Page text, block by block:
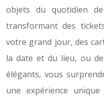
objets du quotidien
transformant des
votre grand jour, des
la date et du lieu, ou
élégants, vous
une expérience